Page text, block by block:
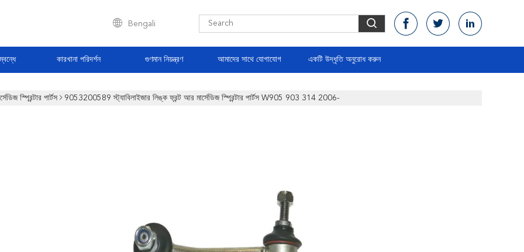
Bengali
কারখানা পরিদর্শন গুণমান নিয়ন্ত্রণ আমাদের সাথে যোগাযোগ একটি উদ্ধৃতি অনুরোধ করুন
স্প্রিন্টার পার্টস 9053200589 স্ট্যাবিলাইজার লিঙ্ক ফ্রন্ট আর মার্সেডিজ স্প্রিন্টার পার্টস W905 903 314 2006-